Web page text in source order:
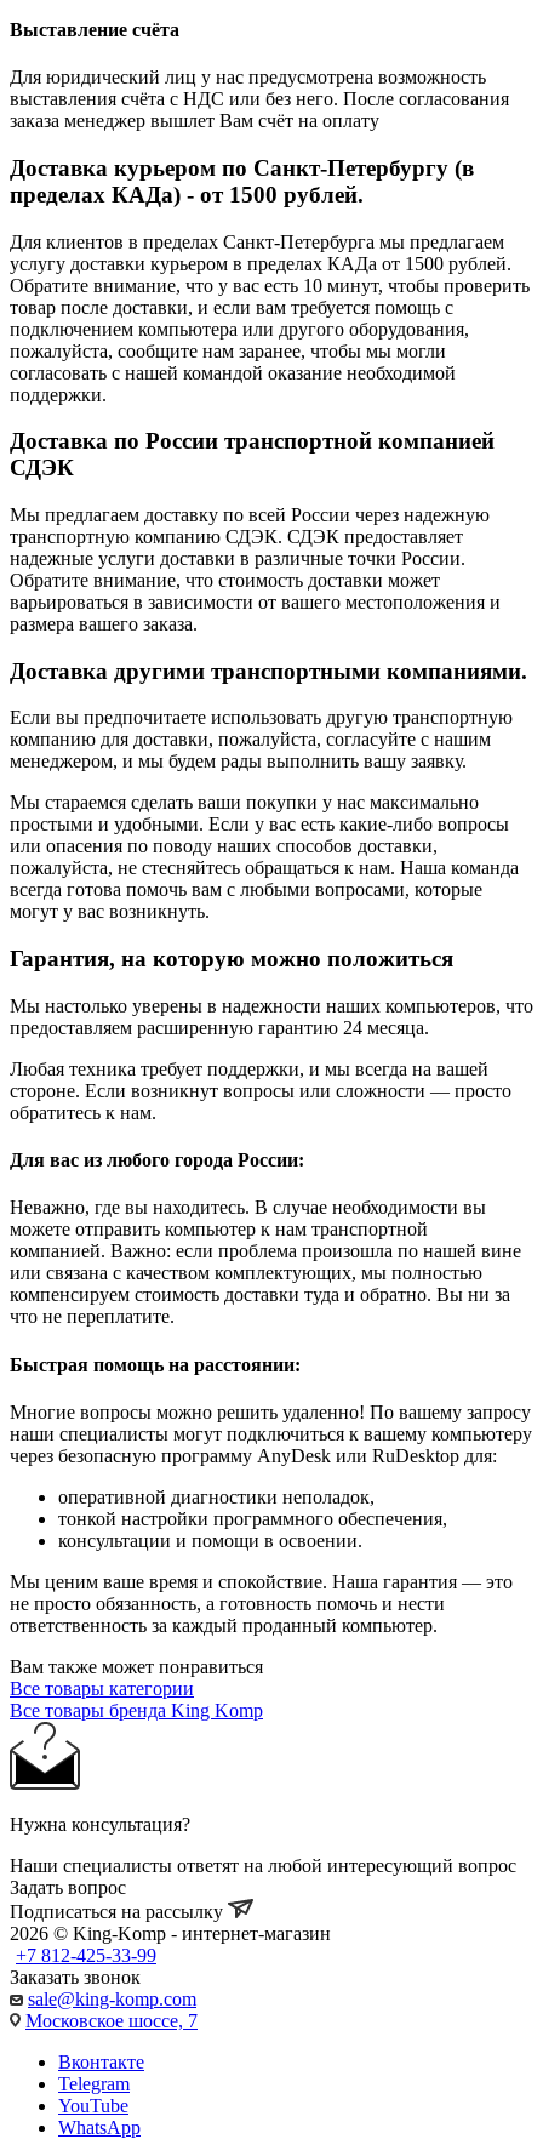
Выставление счёта
Для юридический лиц у нас предусмотрена возможность
выставления счёта с НДС или без него. После согласования
заказа менеджер вышлет Вам счёт на оплату
Доставка курьером по Санкт-Петербургу (в
пределах КАДа) - от 1500 рублей.
Для клиентов в пределах Санкт-Петербурга мы предлагаем
услугу доставки курьером в пределах КАДа от 1500 рублей.
Обратите внимание, что у вас есть 10 минут, чтобы проверить
товар после доставки, и если вам требуется помощь с
подключением компьютера или другого оборудования,
пожалуйста, сообщите нам заранее, чтобы мы могли
согласовать с нашей командой оказание необходимой
поддержки.
Доставка по России транспортной компанией
СДЭК
Мы предлагаем доставку по всей России через надежную
транспортную компанию СДЭК. СДЭК предоставляет
надежные услуги доставки в различные точки России.
Обратите внимание, что стоимость доставки может
варьироваться в зависимости от вашего местоположения и
размера вашего заказа.
Доставка другими транспортными компаниями.
Если вы предпочитаете использовать другую транспортную
компанию для доставки, пожалуйста, согласуйте с нашим
менеджером, и мы будем рады выполнить вашу заявку.
Мы стараемся сделать ваши покупки у нас максимально
простыми и удобными. Если у вас есть какие-либо вопросы
или опасения по поводу наших способов доставки,
пожалуйста, не стесняйтесь обращаться к нам. Наша команда
всегда готова помочь вам с любыми вопросами, которые
могут у вас возникнуть.
Гарантия, на которую можно положиться
Мы настолько уверены в надежности наших компьютеров, что
предоставляем расширенную гарантию 24 месяца.
Любая техника требует поддержки, и мы всегда на вашей
стороне. Если возникнут вопросы или сложности — просто
обратитесь к нам.
Для вас из любого города России:
Неважно, где вы находитесь. В случае необходимости вы
можете отправить компьютер к нам транспортной
компанией. Важно: если проблема произошла по нашей вине
или связана с качеством комплектующих, мы полностью
компенсируем стоимость доставки туда и обратно. Вы ни за
что не переплатите.
Быстрая помощь на расстоянии:
Многие вопросы можно решить удаленно! По вашему запросу
наши специалисты могут подключиться к вашему компьютеру
через безопасную программу AnyDesk или RuDesktop для:
оперативной диагностики неполадок,
тонкой настройки программного обеспечения,
консультации и помощи в освоении.
Мы ценим ваше время и спокойствие. Наша гарантия — это
не просто обязанность, а готовность помочь и нести
ответственность за каждый проданный компьютер.
Вам также может понравиться
Все товары категории
Все товары бренда King Komp
Нужна консультация?
Наши специалисты ответят на любой интересующий вопрос
Задать вопрос
Подписаться на рассылку
2026 © King-Komp - интернет-магазин
+7 812-425-33-99
Заказать звонок
sale@king-komp.com
Московское шоссе, 7
Вконтакте
Telegram
YouTube
WhatsApp